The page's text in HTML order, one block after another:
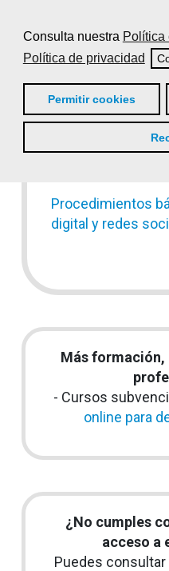
Consulta nuestra Política
Política de privacidad
Permitir cookies
Organización de
horas)
Planificación de
especiales (20
Prevención de
Procedimientos
digital y redes
Más
- Cursos
online para
¿No cumples
acceso a
Puedes